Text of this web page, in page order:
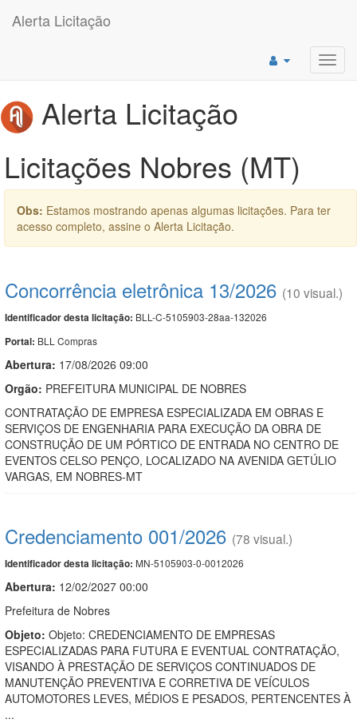
Alerta Licitação
Alerta Licitação
Licitações Nobres (MT)
Obs: Estamos mostrando apenas algumas licitações. Para ter
acesso completo, assine o Alerta Licitação.
Concorrência eletrônica 13/2026 (10 visual.)
Identificador desta licitação: BLL-C-5105903-28aa-132026
Portal: BLL Compras
Abertura: 17/08/2026 09:00
Orgão: PREFEITURA MUNICIPAL DE NOBRES
CONTRATAÇÃO DE EMPRESA ESPECIALIZADA EM OBRAS E
SERVIÇOS DE ENGENHARIA PARA EXECUÇÃO DA OBRA DE
CONSTRUÇÃO DE UM PÓRTICO DE ENTRADA NO CENTRO DE
EVENTOS CELSO PENÇO, LOCALIZADO NA AVENIDA GETÚLIO
VARGAS, EM NOBRES-MT
Credenciamento 001/2026 (78 visual.)
Identificador desta licitação: MN-5105903-0-0012026
Abertura: 12/02/2027 00:00
Prefeitura de Nobres
Objeto: Objeto: CREDENCIAMENTO DE EMPRESAS
ESPECIALIZADAS PARA FUTURA E EVENTUAL CONTRATAÇÃO,
VISANDO À PRESTAÇÃO DE SERVIÇOS CONTINUADOS DE
MANUTENÇÃO PREVENTIVA E CORRETIVA DE VEÍCULOS
AUTOMOTORES LEVES, MÉDIOS E PESADOS, PERTENCENTES À
...